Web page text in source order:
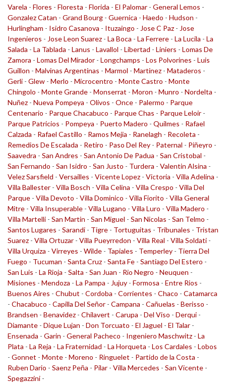
Varela - Flores - Floresta - Florida - El Palomar - General Lemos -
Gonzalez Catan - Grand Bourg - Guernica - Haedo - Hudson -
Hurlingham - Isidro Casanova - Ituzaingo - Jose C Paz - Jose
Ingenieros - Jose Leon Suarez - La Boca - La Ferrere - La Lucila - La
Salada - La Tablada - Lanus - Lavallol - Libertad - Liniers - Lomas De
Zamora - Lomas Del Mirador - Longchamps - Los Polvorines - Luis
Guillon - Malvinas Argentinas - Marmol - Martinez - Mataderos -
Gerli - Glew - Merlo - Microcentro - Monte Castro - Monte
Chingolo - Monte Grande - Monserrat - Moron - Munro - Nordelta -
Nuñez - Nueva Pompeya - Olivos - Once - Palermo - Parque
Centenario - Parque Chacabuco - Parque Chas - Parque Leloir -
Parque Patricios - Pompeya - Puerto Madero - Quilmes - Rafael
Calzada - Rafael Castillo - Ramos Mejia - Ranelagh - Recoleta -
Remedios De Escalada - Retiro - Paso Del Rey - Paternal - Piñeyro -
Saavedra - San Andres - San Antonio De Padua - San Cristobal -
San Fernando - San Isidro - San Justo - Turdera - Valentin Alsina -
Velez Sarsfield - Versailles - Vicente Lopez - Victoria - Villa Adelina -
Villa Ballester - Villa Bosch - Villa Celina - Villa Crespo - Villa Del
Parque - Villa Devoto - Villa Dominico - Villa Fiorito - Villa General
Mitre - Villa Insuperable - Villa Lugano - Villa Luro - Villa Madero -
Villa Martelli - San Martin - San Miguel - San Nicolas - San Telmo -
Santos Lugares - Sarandi - Tigre - Tortuguitas - Tribunales - Tristan
Suarez - Villa Ortuzar - Villa Pueyrredon - Villa Real - Villa Soldati -
Villa Urquiza - Virreyes - Wilde - Tapiales - Temperley - Tierra Del
Fuego - Tucuman - Santa Cruz - Santa Fe - Santiago Del Estero -
San Luis - La Rioja - Salta - San Juan - Rio Negro - Neuquen -
Misiones - Mendoza - La Pampa - Jujuy - Formosa - Entre Rios -
Buenos Aires - Chubut - Cordoba - Corrientes - Chaco - Catamarca
- Chacabuco - Capilla Del Señor - Campana - Cañuelas - Berisso -
Brandsen - Benavidez - Chilavert - Carupa - Del Viso - Derqui -
Diamante - Dique Lujan - Don Torcuato - El Jaguel - El Talar -
Ensenada - Garin - General Pacheco - Ingeniero Maschwitz - La
Plata - La Reja - La Fraternidad - La Horqueta - Los Cardales - Lobos
- Gonnet - Monte - Moreno - Ringuelet - Partido de la Costa -
Ruben Dario - Saenz Peña - Pilar - Villa Mercedes - San Vicente -
Spegazzini -